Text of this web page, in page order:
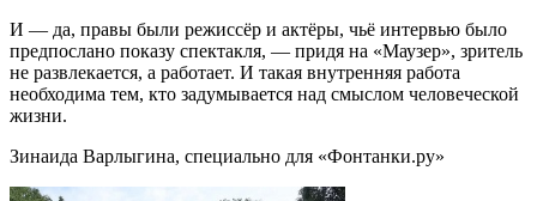
И — да, правы были режиссёр и актёры, чьё интервью было
предпослано показу спектакля, — придя на «Маузер», зритель
не развлекается, а работает. И такая внутренняя работа
необходима тем, кто задумывается над смыслом человеческой
жизни.
Зинаида Варлыгина, специально для «Фонтанки.ру»